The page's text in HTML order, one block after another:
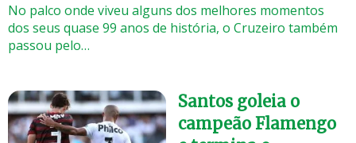
No palco onde viveu alguns dos melhores momentos
dos seus quase 99 anos de história, o Cruzeiro também
passou pelo…
Santos goleia o
campeão Flamengo